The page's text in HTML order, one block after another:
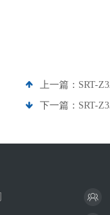
上一篇： SRT-
下一篇： SRT-